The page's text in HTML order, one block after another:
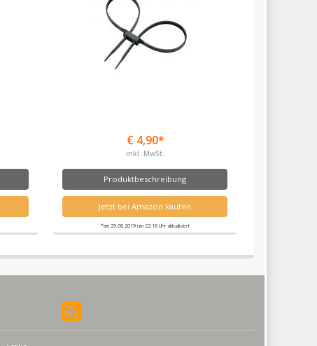
€ 4,90*
inkl. MwSt.
Produktbeschreibung
Jetzt bei Amazon kaufen
*am 29.08.2019 um 22:18 Uhr aktualisiert